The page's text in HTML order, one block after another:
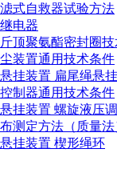
式自救器试验方法
电器
顶聚氨酯密封圈
装置通用技术条件
挂装置 扁尾绳悬
制器通用技术条件
挂装置 螺旋液压
测定方法（质量法
挂装置 楔形绳环